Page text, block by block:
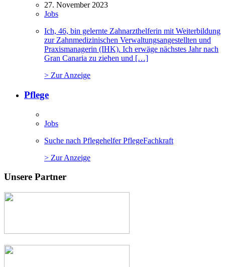
27. November 2023
Jobs
Ich, 46, bin gelernte Zahnarzthelferin mit Weiterbildung
zur Zahnmedizinischen Verwaltungsangestellten und
Praxismanagerin (IHK). Ich erwäge nächstes Jahr nach
Gran Canaria zu ziehen und […]
> Zur Anzeige
Pflege
Jobs
Suche nach Pflegehelfer PflegeFachkraft
> Zur Anzeige
Unsere Partner